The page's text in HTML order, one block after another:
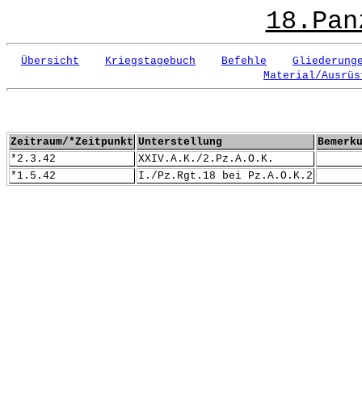
Übersicht Kriegstagebuch Befehle
Material/
Zeitraum/*Zeitpunkt Unterstellung
*2.3.42
XXIV.A.K./2.Pz.A.O.K.
*1.5.42
I./Pz.Rgt.18 bei Pz.A.O.K.2